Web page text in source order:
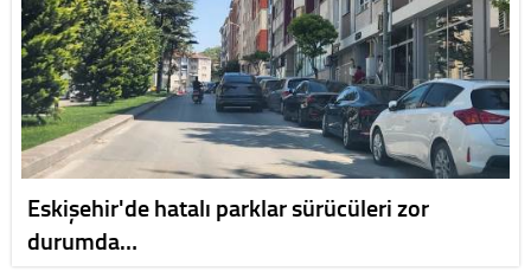
Eskişehir'de hatalı parklar sürücüleri zor
durumda…